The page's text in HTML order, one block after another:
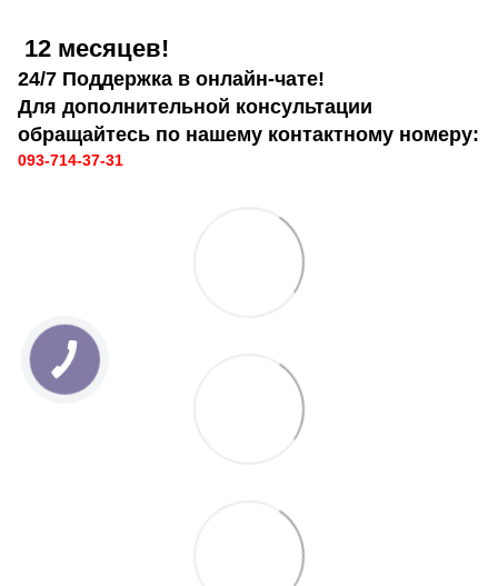
12 месяцев!
24/7 Поддержка в онлайн-чате!
Для дополнительной консультации
обращайтесь по нашему контактному номеру:
093-714-37-31